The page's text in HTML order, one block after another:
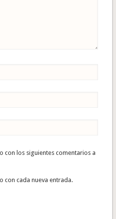
con los siguientes comentarios a
con cada nueva entrada.